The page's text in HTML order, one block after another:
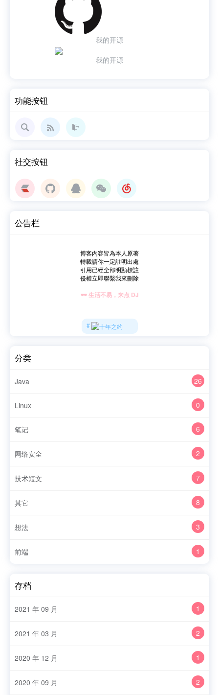
我的开源
我的开源
功能按钮
社交按钮
公告栏
博客內容皆為本人原著
轉載請你一定註明出處
引用已經全部明顯標註
侵權立即聯繫我來刪除
🕶 生活不易，来点 DJ
分类
Java 26
Linux 0
笔记 6
网络安全 2
技术短文 7
其它 8
想法 3
前端 1
存档
2021 年 09 月 1
2021 年 03 月 2
2020 年 12 月 1
2020 年 09 月 2